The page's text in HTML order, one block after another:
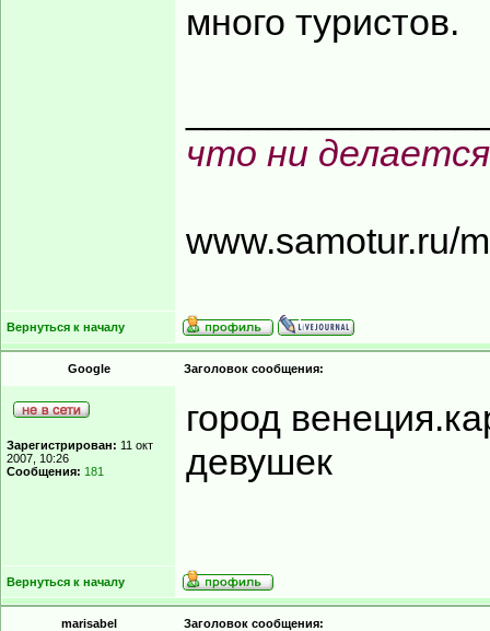
много туристов.
что ни
www.samotur.ru/
Вернуться к началу
Google Заголовок сообщения:
Зарегистрирован: 11 окт
2007, 10:26
Сообщения: 181
город
девушек
Вернуться к началу
marisabel Заголовок сообщения: